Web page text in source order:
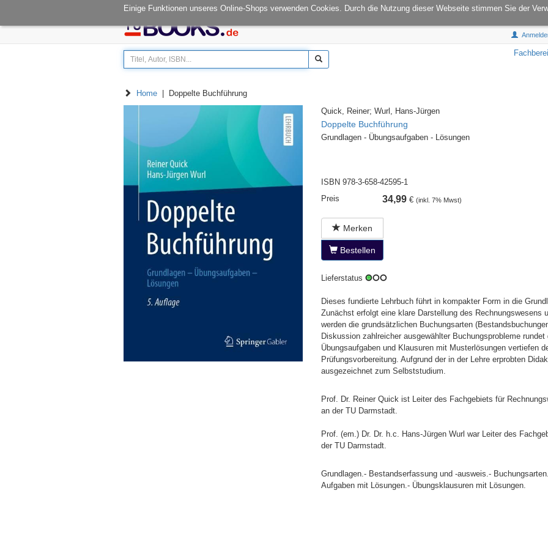
Einige Funktionen unseres Online-Shops verwenden Cookies. Durch die Nutzung dieser Webseite stimmen Sie der
Öffnungszeiten: Mo - Fr 08.00-14.30 onCampus:S1|03 E-Mail:info@tu-books.de
Home | Doppelte Buchführung
Quick, Reiner; Wurl, Hans-Jürgen
Doppelte Buchführung
Grundlagen - Übungsaufgaben - Lösungen
ISBN 978-3-658-42595-1
Preis
34,99€ (inkl. 7% Mwst)
Merken
Bestellen
Lieferstatus
Dieses fundierte Lehrbuch führt in kompakter Form in die
Zunächst erfolgt eine klare Darstellung des Rechnungswesens
werden die grundsätzlichen Buchungsarten
Diskussion zahlreicher ausgewählter Buchungsprobleme
Übungsaufgaben und Klausuren mit Musterlösungen vertiefen
Prüfungsvorbereitung. Aufgrund der in der Lehre erprobten
ausgezeichnet zum Selbststudium.
Prof. Dr. Reiner Quick ist Leiter des Fachgebiets für
an der TU Darmstadt.
Prof. (em.) Dr. Dr. h.c. Hans-Jürgen Wurl war Leiter des
der TU Darmstadt.
Grundlagen.- Bestandserfassung und -ausweis.-
Aufgaben mit Lösungen.- Übungsklausuren mit Lösungen.